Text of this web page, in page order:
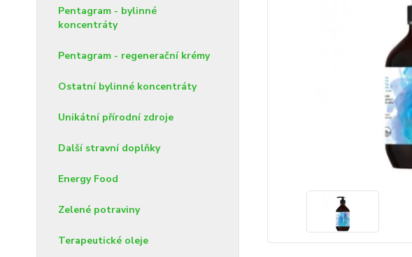
Pentagram - bylinné
koncentráty
Pentagram - regenerační krémy
Ostatní bylinné koncentráty
Unikátní přírodní zdroje
Další stravní doplňky
Energy Food
Zelené potraviny
Terapeutické oleje